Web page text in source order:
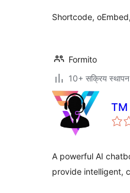
Shortcode,
Formito
10+ सक्रिय स्थापन
A powerful AI
provide intelligent,